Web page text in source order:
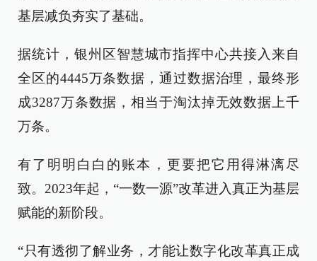
基层减负夯实了基础。
据统计，银州区智慧城市指挥中心共接入来自
全区的4445万条数据，通过数据治理，最终形
成3287万条数据，相当于淘汰掉无效数据上千
万条。
有了明明白白的账本，更要把它用得淋漓尽
致。2023年起，“一数一源”改革进入真正为基层
赋能的新阶段。
“只有透彻了解业务，才能让数字化改革真正成